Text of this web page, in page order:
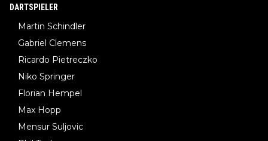
DARTSPIELER
Martin Schindler
Gabriel Clemens
Ricardo Pietreczko
Niko Springer
Florian Hempel
Max Hopp
Mensur Suljovic